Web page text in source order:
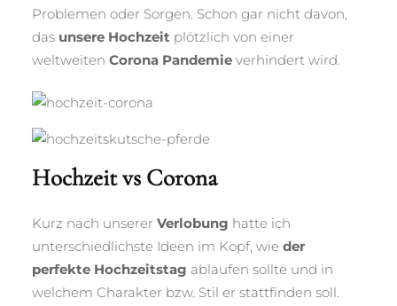
Problemen oder Sorgen. Schon gar nicht davon,
das unsere Hochzeit plötzlich von einer
weltweitenCorona Pandemieverhindert wird.
Hochzeit vs Corona
Kurz nach unserer Verlobung hatte ich
unterschiedlichste Ideen im Kopf, wieder
perfekte Hochzeitstag ablaufen sollte und in
welchem Charakter bzw. Stil er stattfinden soll.